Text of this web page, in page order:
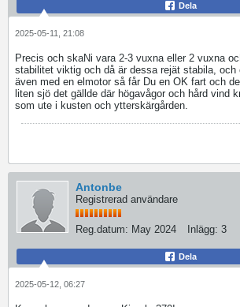
Dela
2025-05-11, 21:08
Precis och skaNi vara 2-3 vuxna eller 2 vuxna
stabilitet viktig och då är dessa rejät stabila, och
även med en elmotor så får Du en OK fart och
liten sjö det gällde där högavågor och hård vind
som ute i kusten och ytterskärgården.
Antonbe
Registrerad användare
Reg.datum: May 2024 Inlägg: 3
Dela
2025-05-12, 06:27